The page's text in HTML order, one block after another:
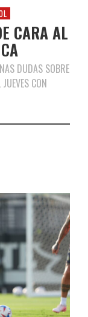
CARA AL
DUDAS SOBRE
CON